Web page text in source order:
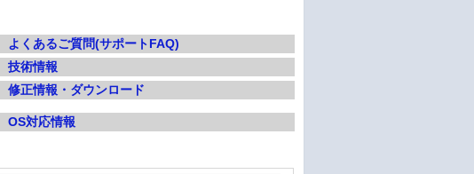
よくあるご質問(サポートFAQ)
技術情報
修正情報・ダウンロード
OS対応情報